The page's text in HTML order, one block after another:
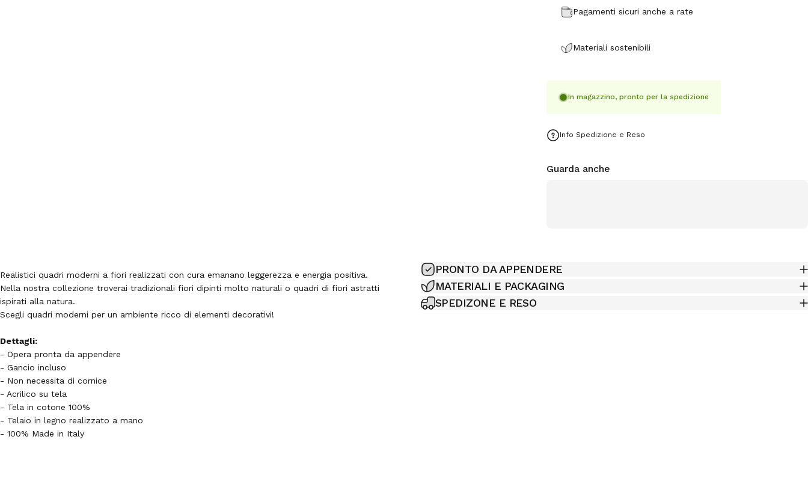
Pagamenti sicuri anche a rate
Materiali sostenibili
In magazzino, pronto per la spedizione
Info Spedizione e Reso
Guarda anche
Realistici quadri moderni a fiori realizzati con cura emanano leggerezza e energia positiva.
Nella nostra collezione troverai tradizionali fiori dipinti molto naturali o quadri di fiori astratti
ispirati alla natura.
Scegli quadri moderni per un ambiente ricco di elementi decorativi!
Dettagli:
- Opera pronta da appendere
- Gancio incluso
- Non necessita di cornice
- Acrilico su tela
- Tela in cotone 100%
- Telaio in legno realizzato a mano
- 100% Made in Italy
PRONTO DA APPENDERE
MATERIALI E PACKAGING
SPEDIZONE E RESO